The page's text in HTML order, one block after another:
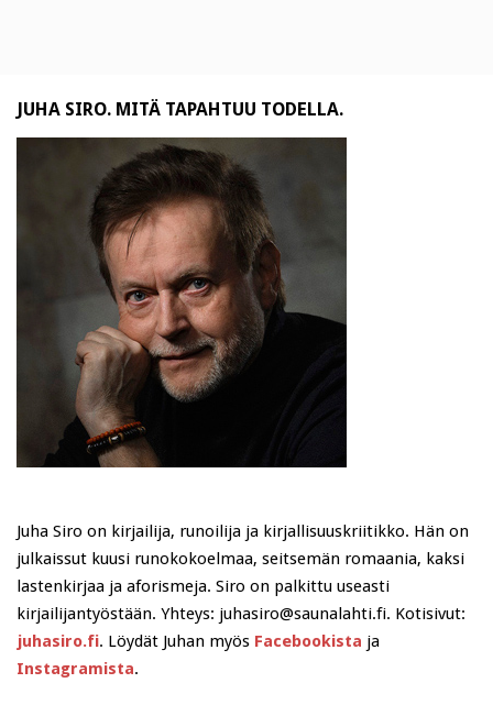
JUHA SIRO. MITÄ TAPAHTUU TODELLA.
Juha Siro on kirjailija, runoilija ja kirjallisuuskriitikko. Hän on
julkaissut kuusi runokokoelmaa, seitsemän romaania, kaksi
lastenkirjaa ja aforismeja. Siro on palkittu useasti
kirjailijantyöstään. Yhteys: juhasiro@saunalahti.fi. Kotisivut:
juhasiro.fi. Löydät Juhan myös Facebookista ja
Instagramista.